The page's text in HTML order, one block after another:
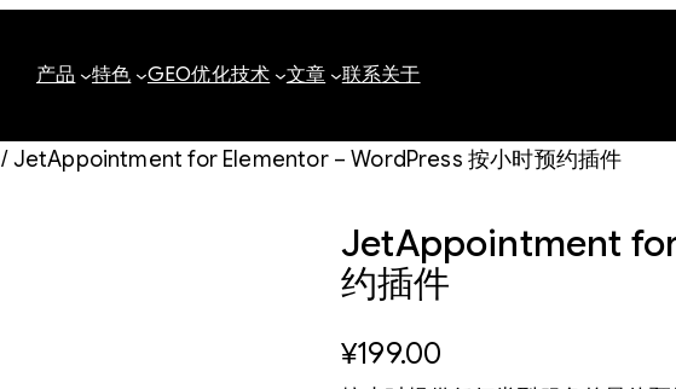
产品 特色 GEO优化技术 文章 联系关于
/ JetAppointment for Elementor – WordPress 按小时预约插件
JetAppointment
约插件
¥199.00